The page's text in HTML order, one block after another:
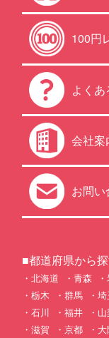
100円
よく
会社案
お問
■都道府県から
北海道 青森
栃木
群馬 埼
石川
福井
滋賀
京都 大